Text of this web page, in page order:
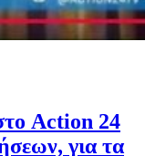
Action 24
για τα